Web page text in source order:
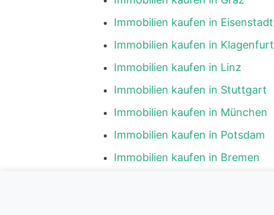
Immobilien kaufen in Eisenstadt
Immobilien kaufen in Klagenfurt
Immobilien kaufen in Linz
Immobilien kaufen in Stuttgart
Immobilien kaufen in München
Immobilien kaufen in Potsdam
Immobilien kaufen in Bremen